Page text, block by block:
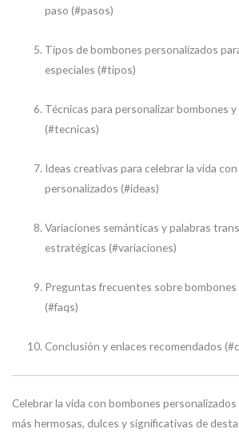
paso (#pasos)
Tipos de bombones personalizados
especiales (#tipos)
Técnicas para personalizar bombones
(#tecnicas)
Ideas creativas para celebrar la vida
personalizados (#ideas)
Variaciones semánticas y palabras
estratégicas (#variaciones)
Preguntas frecuentes sobre bombones
(#faqs)
Conclusión y enlaces recomendados
Celebrar la vida con bombones
más hermosas, dulces y significativas de